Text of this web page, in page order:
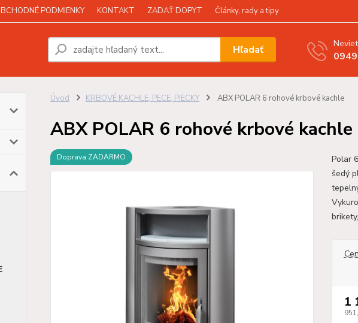
PODMIENKY KONTAKT ZADAŤ DOPYT Články, rady a tipy
Hľadať
Úvod KRBOVÉ KACHLE, PECE, PIECKY ABX POLAR 6 rohové krbové kachle
ABX POLAR 6 rohové krbové kachle
Doprava ZADARMO
Polar
šedý
1